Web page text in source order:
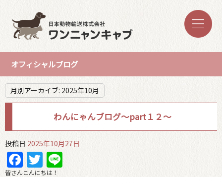
オフィシャルブログ
月別アーカイブ: 2025年10月
わんにゃんブログ～part１２～
投稿日 2025年10月27日
Facebook
Twitter
皆さんこんにちは！